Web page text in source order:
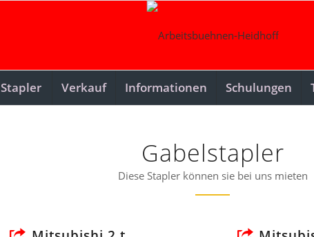
Stapler Verkauf Informationen Schulungen
Gabelstapler
Diese Stapler können sie bei uns mieten